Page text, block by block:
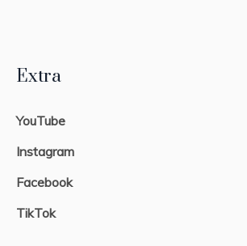
Extra
YouTube
Instagram
Facebook
TikTok